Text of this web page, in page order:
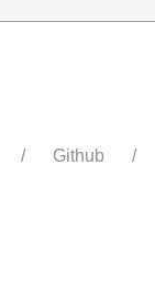
Github